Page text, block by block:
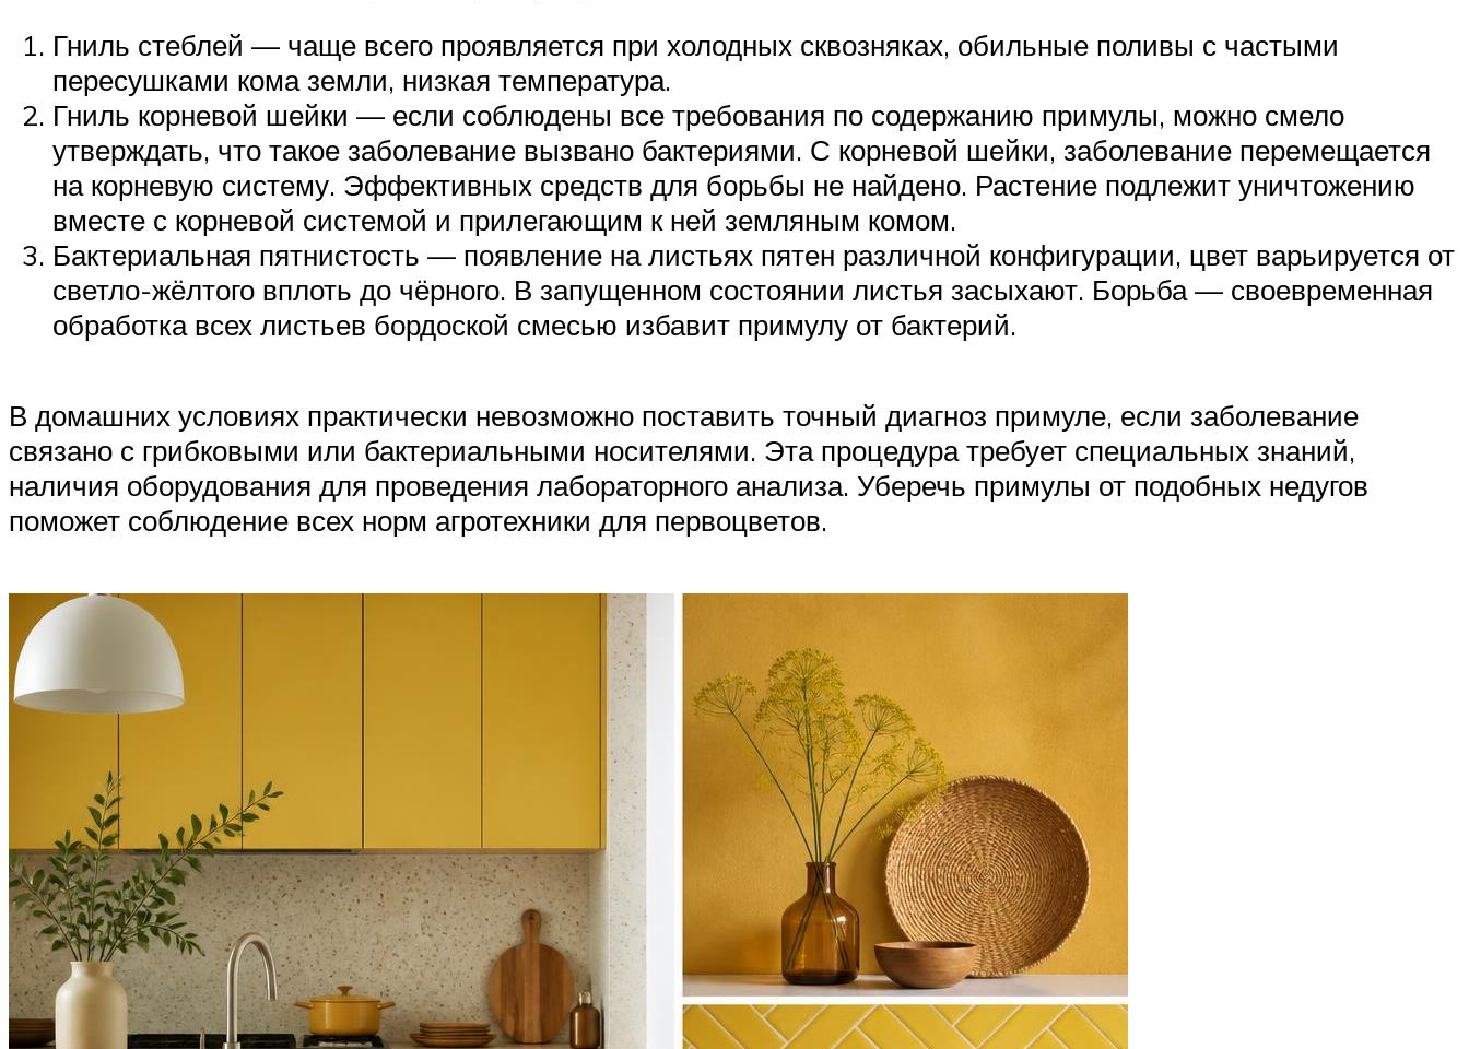
Гниль стеблей — чаще всего проявляется при холодных сквозняках, обильные поливы с частыми
пересушками кома земли, низкая температура.
Гниль корневой шейки — если соблюдены все требования по содержанию примулы, можно смело
утверждать, что такое заболевание вызвано бактериями. С корневой шейки, заболевание перемещается
на корневую систему. Эффективных средств для борьбы не найдено. Растение подлежит уничтожению
вместе с корневой системой и прилегающим к ней земляным комом.
Бактериальная пятнистость — появление на листьях пятен различной конфигурации, цвет варьируется от
светло-жёлтого вплоть до чёрного. В запущенном состоянии листья засыхают. Борьба — своевременная
обработка всех листьев бордоской смесью избавит примулу от бактерий.
В домашних условиях практически невозможно поставить точный диагноз примуле, если заболевание
связано с грибковыми или бактериальными носителями. Эта процедура требует специальных знаний,
наличия оборудования для проведения лабораторного анализа. Уберечь примулы от подобных недугов
поможет соблюдение всех норм агротехники для первоцветов.